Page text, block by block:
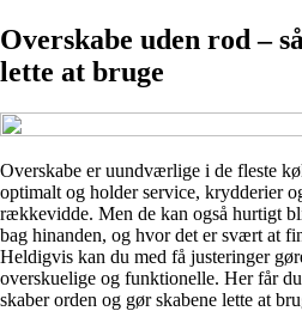
Overskabe uden rod –
lette at bruge
Overskabe er uundværlige i de fleste
optimalt og holder service, krydderier
rækkevidde. Men de kan også hurtigt
bag hinanden, og hvor det er svært at
Heldigvis kan du med få justeringer
overskuelige og funktionelle. Her får
skaber orden og gør skabene lette at